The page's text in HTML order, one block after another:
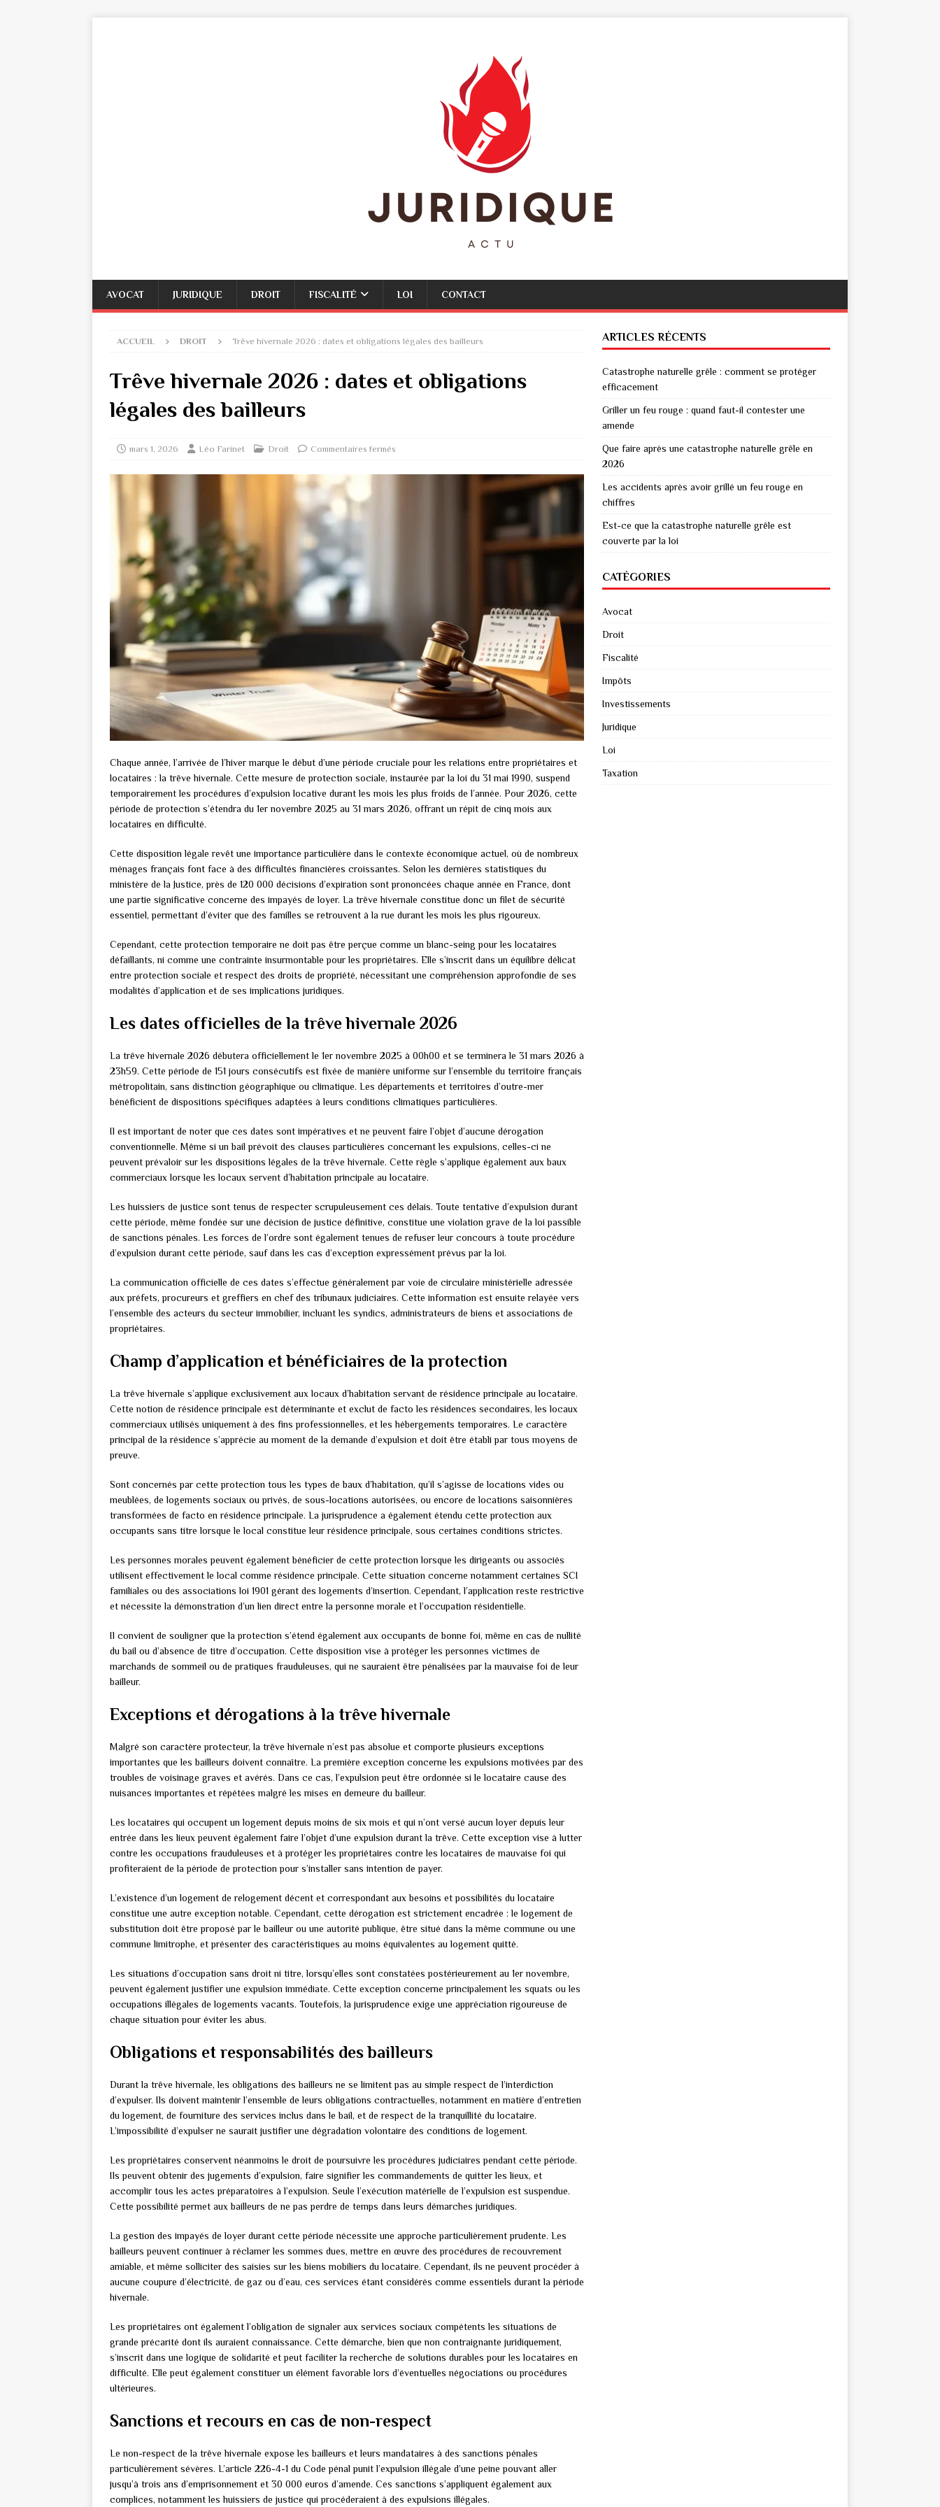
AVOCAT JURIDIQUE DROIT FISCALITÉ LOI CONTACT
ACCUEIL DROIT Trêve hivernale 2026 : dates et obligations légales des bailleurs
Trêve hivernale 2026 : dates et obligations
légales des bailleurs
mars 1, 2026 Léo Farinet Droit Commentaires fermés
Chaque année, l’arrivée de l’hiver marque le début d’une période cruciale pour les relations entre propriétaires et
locataires : la trêve hivernale. Cette mesure de protection sociale, instaurée par la loi du 31 mai 1990, suspend
temporairement les procédures d’expulsion locative durant les mois les plus froids de l’année. Pour 2026, cette
période de protection s’étendra du 1er novembre 2025 au 31 mars 2026, offrant un répit de cinq mois aux
locataires en difficulté.
Cette disposition légale revêt une importance particulière dans le contexte économique actuel, où de nombreux
ménages français font face à des difficultés financières croissantes. Selon les dernières statistiques du
ministère de la Justice, près de 120 000 décisions d’expiration sont prononcées chaque année en France, dont
une partie significative concerne des impayés de loyer. La trêve hivernale constitue donc un filet de sécurité
essentiel, permettant d’éviter que des familles se retrouvent à la rue durant les mois les plus rigoureux.
Cependant, cette protection temporaire ne doit pas être perçue comme un blanc-seing pour les locataires
défaillants, ni comme une contrainte insurmontable pour les propriétaires. Elle s’inscrit dans un équilibre délicat
entre protection sociale et respect des droits de propriété, nécessitant une compréhension approfondie de ses
modalités d’application et de ses implications juridiques.
Les dates officielles de la trêve hivernale 2026
La trêve hivernale 2026 débutera officiellement le 1er novembre 2025 à 00h00 et se terminera le 31 mars 2026 à
23h59. Cette période de 151 jours consécutifs est fixée de manière uniforme sur l’ensemble du territoire français
métropolitain, sans distinction géographique ou climatique. Les départements et territoires d’outre-mer
bénéficient de dispositions spécifiques adaptées à leurs conditions climatiques particulières.
Il est important de noter que ces dates sont impératives et ne peuvent faire l’objet d’aucune dérogation
conventionnelle. Même si un bail prévoit des clauses particulières concernant les expulsions, celles-ci ne
peuvent prévaloir sur les dispositions légales de la trêve hivernale. Cette règle s’applique également aux baux
commerciaux lorsque les locaux servent d’habitation principale au locataire.
Les huissiers de justice sont tenus de respecter scrupuleusement ces délais. Toute tentative d’expulsion durant
cette période, même fondée sur une décision de justice définitive, constitue une violation grave de la loi passible
de sanctions pénales. Les forces de l’ordre sont également tenues de refuser leur concours à toute procédure
d’expulsion durant cette période, sauf dans les cas d’exception expressément prévus par la loi.
La communication officielle de ces dates s’effectue généralement par voie de circulaire ministérielle adressée
aux préfets, procureurs et greffiers en chef des tribunaux judiciaires. Cette information est ensuite relayée vers
l’ensemble des acteurs du secteur immobilier, incluant les syndics, administrateurs de biens et associations de
propriétaires.
Champ d’application et bénéficiaires de la protection
La trêve hivernale s’applique exclusivement aux locaux d’habitation servant de résidence principale au locataire.
Cette notion de résidence principale est déterminante et exclut de facto les résidences secondaires, les locaux
commerciaux utilisés uniquement à des fins professionnelles, et les hébergements temporaires. Le caractère
principal de la résidence s’apprécie au moment de la demande d’expulsion et doit être établi par tous moyens de
preuve.
Sont concernés par cette protection tous les types de baux d’habitation, qu’il s’agisse de locations vides ou
meublées, de logements sociaux ou privés, de sous-locations autorisées, ou encore de locations saisonnières
transformées de facto en résidence principale. La jurisprudence a également étendu cette protection aux
occupants sans titre lorsque le local constitue leur résidence principale, sous certaines conditions strictes.
Les personnes morales peuvent également bénéficier de cette protection lorsque les dirigeants ou associés
utilisent effectivement le local comme résidence principale. Cette situation concerne notamment certaines SCI
familiales ou des associations loi 1901 gérant des logements d’insertion. Cependant, l’application reste restrictive
et nécessite la démonstration d’un lien direct entre la personne morale et l’occupation résidentielle.
Il convient de souligner que la protection s’étend également aux occupants de bonne foi, même en cas de nullité
du bail ou d’absence de titre d’occupation. Cette disposition vise à protéger les personnes victimes de
marchands de sommeil ou de pratiques frauduleuses, qui ne sauraient être pénalisées par la mauvaise foi de leur
bailleur.
Exceptions et dérogations à la trêve hivernale
Malgré son caractère protecteur, la trêve hivernale n’est pas absolue et comporte plusieurs exceptions
importantes que les bailleurs doivent connaître. La première exception concerne les expulsions motivées par des
troubles de voisinage graves et avérés. Dans ce cas, l’expulsion peut être ordonnée si le locataire cause des
nuisances importantes et répétées malgré les mises en demeure du bailleur.
Les locataires qui occupent un logement depuis moins de six mois et qui n’ont versé aucun loyer depuis leur
entrée dans les lieux peuvent également faire l’objet d’une expulsion durant la trêve. Cette exception vise à lutter
contre les occupations frauduleuses et à protéger les propriétaires contre les locataires de mauvaise foi qui
profiteraient de la période de protection pour s’installer sans intention de payer.
L’existence d’un logement de relogement décent et correspondant aux besoins et possibilités du locataire
constitue une autre exception notable. Cependant, cette dérogation est strictement encadrée : le logement de
substitution doit être proposé par le bailleur ou une autorité publique, être situé dans la même commune ou une
commune limitrophe, et présenter des caractéristiques au moins équivalentes au logement quitté.
Les situations d’occupation sans droit ni titre, lorsqu’elles sont constatées postérieurement au 1er novembre,
peuvent également justifier une expulsion immédiate. Cette exception concerne principalement les squats ou les
occupations illégales de logements vacants. Toutefois, la jurisprudence exige une appréciation rigoureuse de
chaque situation pour éviter les abus.
Obligations et responsabilités des bailleurs
Durant la trêve hivernale, les obligations des bailleurs ne se limitent pas au simple respect de l’interdiction
d’expulser. Ils doivent maintenir l’ensemble de leurs obligations contractuelles, notamment en matière d’entretien
du logement, de fourniture des services inclus dans le bail, et de respect de la tranquillité du locataire.
L’impossibilité d’expulser ne saurait justifier une dégradation volontaire des conditions de logement.
Les propriétaires conservent néanmoins le droit de poursuivre les procédures judiciaires pendant cette période.
Ils peuvent obtenir des jugements d’expulsion, faire signifier les commandements de quitter les lieux, et
accomplir tous les actes préparatoires à l’expulsion. Seule l’exécution matérielle de l’expulsion est suspendue.
Cette possibilité permet aux bailleurs de ne pas perdre de temps dans leurs démarches juridiques.
La gestion des impayés de loyer durant cette période nécessite une approche particulièrement prudente. Les
bailleurs peuvent continuer à réclamer les sommes dues, mettre en œuvre des procédures de recouvrement
amiable, et même solliciter des saisies sur les biens mobiliers du locataire. Cependant, ils ne peuvent procéder à
aucune coupure d’électricité, de gaz ou d’eau, ces services étant considérés comme essentiels durant la période
hivernale.
Les propriétaires ont également l’obligation de signaler aux services sociaux compétents les situations de
grande précarité dont ils auraient connaissance. Cette démarche, bien que non contraignante juridiquement,
s’inscrit dans une logique de solidarité et peut faciliter la recherche de solutions durables pour les locataires en
difficulté. Elle peut également constituer un élément favorable lors d’éventuelles négociations ou procédures
ultérieures.
Sanctions et recours en cas de non-respect
Le non-respect de la trêve hivernale expose les bailleurs et leurs mandataires à des sanctions pénales
particulièrement sévères. L’article 226-4-1 du Code pénal punit l’expulsion illégale d’une peine pouvant aller
jusqu’à trois ans d’emprisonnement et 30 000 euros d’amende. Ces sanctions s’appliquent également aux
complices, notamment les huissiers de justice qui procéderaient à des expulsions illégales.
ARTICLES RÉCENTS
Catastrophe naturelle grêle : comment se protéger
efficacement
Griller un feu rouge : quand faut-il contester une
amende
Que faire après une catastrophe naturelle grêle en
2026
Les accidents après avoir grillé un feu rouge en
chiffres
Est-ce que la catastrophe naturelle grêle est
couverte par la loi
CATÉGORIES
Avocat
Droit
Fiscalité
Impôts
Investissements
Juridique
Loi
Taxation